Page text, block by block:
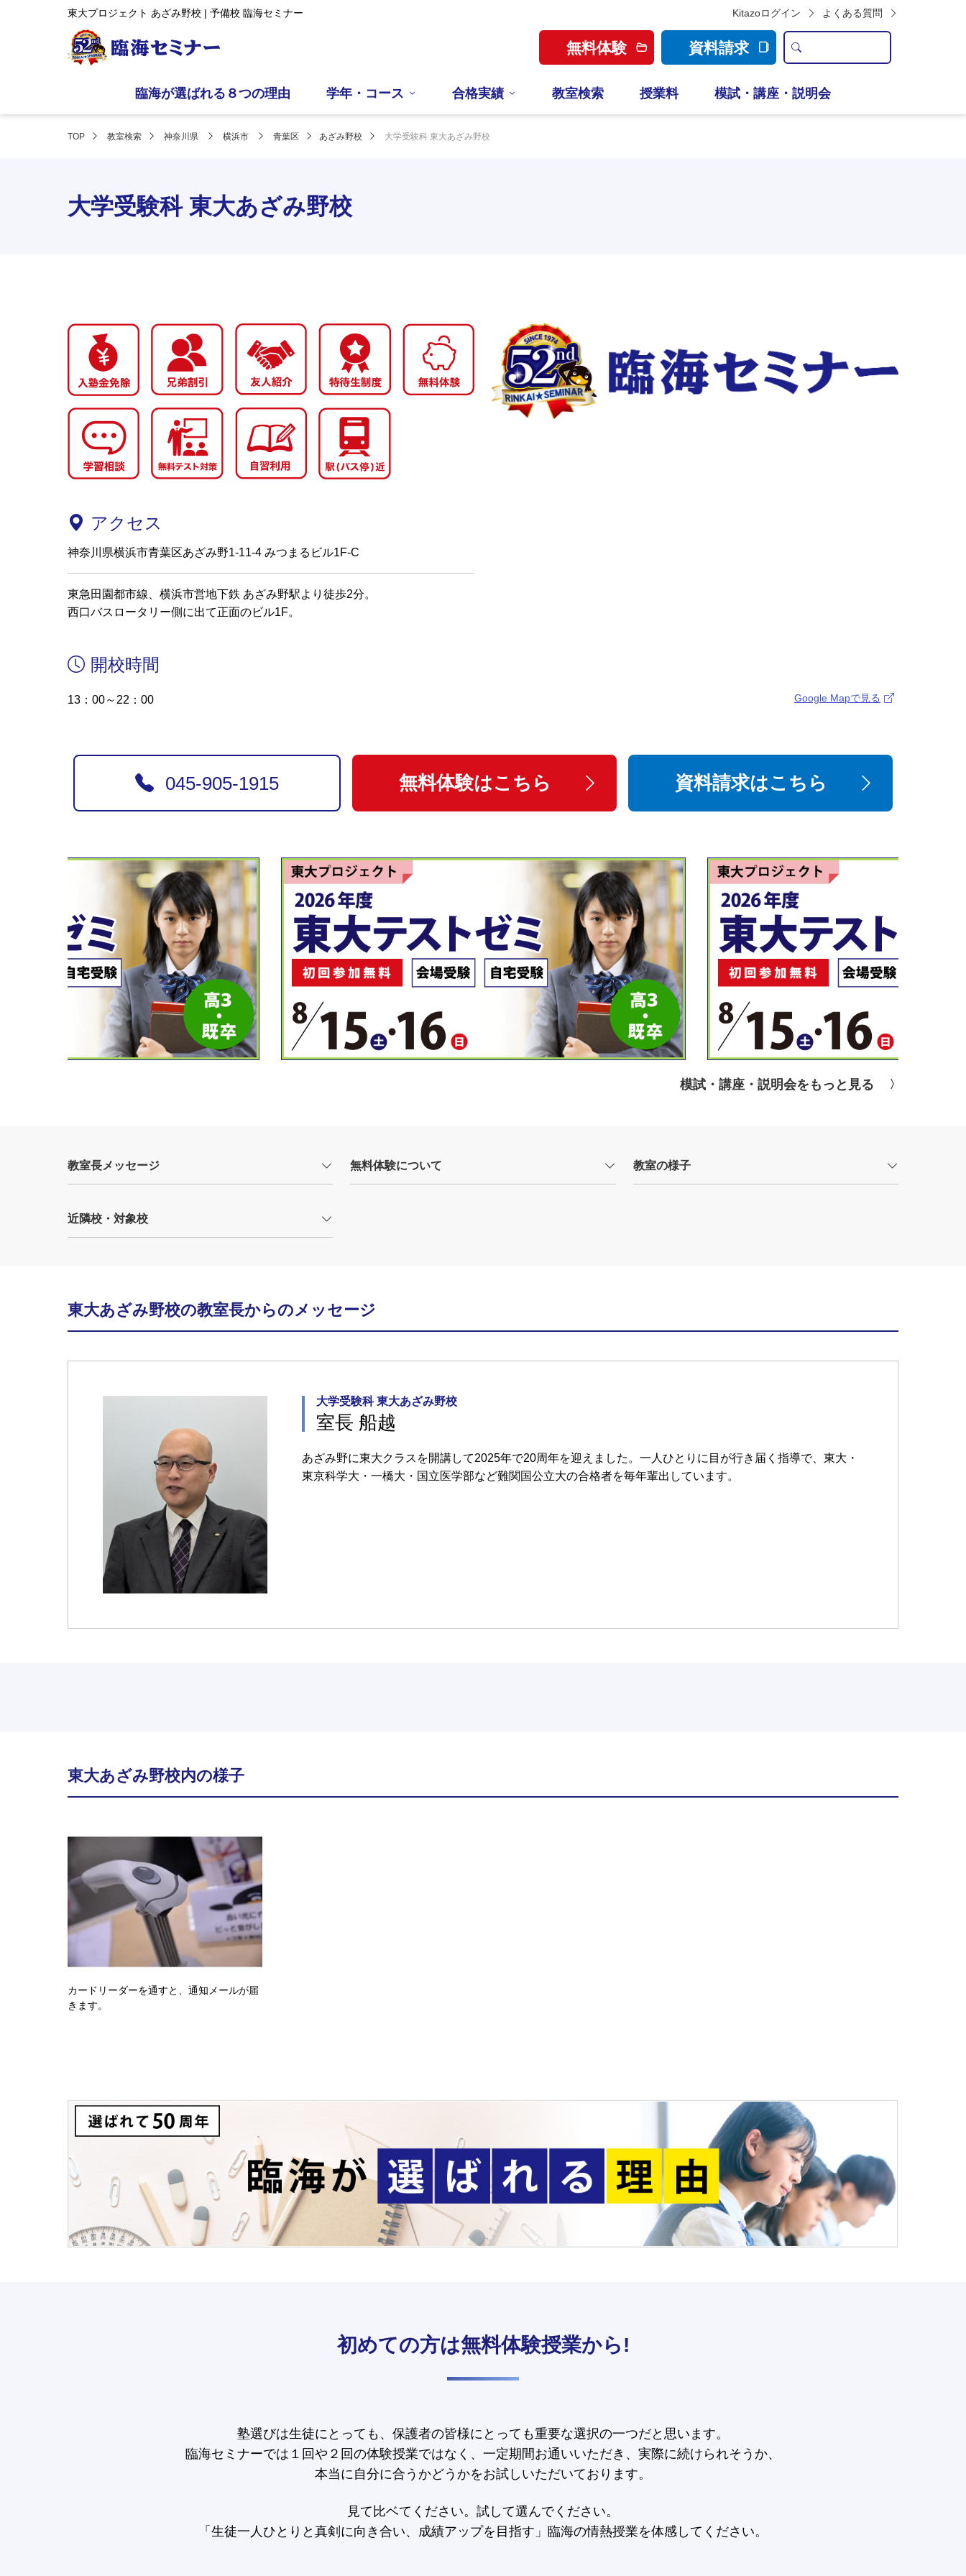
東大プロジェクト あざみ野校 | 予備校 臨海セミナー Kitazoログイン よくある質問
無料体験 資料請求
臨海が選ばれる８つの理由 学年・コース 合格実績 教室検索 授業料 模試・講座・説明会
TOP 教室検索 神奈川県 横浜市 青葉区 あざみ野校 大学受験科 東大あざみ野校
大学受験科 東大あざみ野校
アクセス
神奈川県横浜市青葉区あざみ野1-11-4 みつまるビル1F-C
東急田園都市線、横浜市営地下鉄 あざみ野駅より徒歩2分。
西口バスロータリー側に出て正面のビル1F。
開校時間
13：00～22：00 Google Mapで見る
045-905-1915 無料体験はこちら 資料請求はこちら
模試・講座・説明会をもっと見る
教室長メッセージ 無料体験について 教室の様子
近隣校・対象校
東大あざみ野校の教室長からのメッセージ
大学受験科 東大あざみ野校
室長 船越
あざみ野に東大クラスを開講して2025年で20周年を迎えました。一人ひとりに目が行き届く指導で、東大・
東京科学大・一橋大・国立医学部など難関国公立大の合格者を毎年輩出しています。
東大あざみ野校内の様子
カードリーダーを通すと、通知メールが届
きます。
初めての方は無料体験授業から!
塾選びは生徒にとっても、保護者の皆様にとっても重要な選択の一つだと思います。
臨海セミナーでは１回や２回の体験授業ではなく、一定期間お通いいただき、実際に続けられそうか、
本当に自分に合うかどうかをお試しいただいております。
見て比ベてください。試して選んでください。
「生徒一人ひとりと真剣に向き合い、成績アップを目指す」臨海の情熱授業を体感してください。